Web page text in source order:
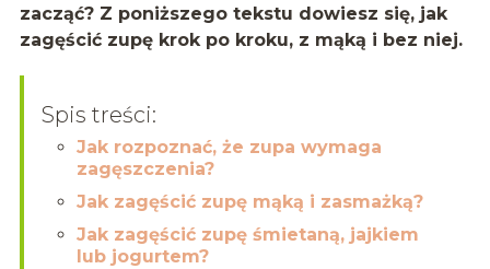
zacząć? Z poniższego tekstu dowiesz się, jak
zagęścić zupękrok po kroku, z mąką i bez niej.
Spis treści:
Jak rozpoznać, że zupa wymaga
zagęszczenia?
Jak zagęścić zupę mąką i zasmażką?
Jak zagęścić zupę śmietaną, jajkiem
lub jogurtem?